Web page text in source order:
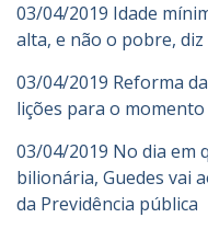
03/04/2019 Idade
alta, e não o pobre, diz
03/04/2019 Reforma
lições para o momento
03/04/2019 No dia em
bilionária, Guedes vai
da Previdência pública